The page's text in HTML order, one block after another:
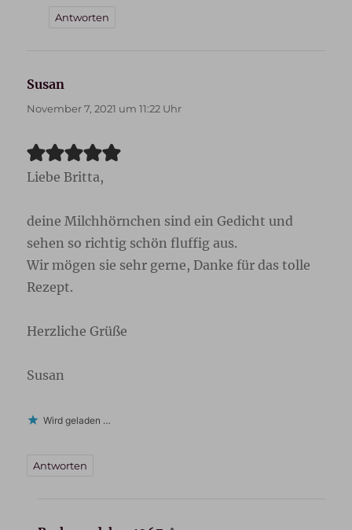
Antworten
Susan
November 7, 2021 um 11:22 Uhr
Liebe Britta,
deine Milchhörnchen sind ein Gedicht und
sehen so richtig schön fluffig aus.
Wir mögen sie sehr gerne, Danke für das tolle
Rezept.
Herzliche Grüße
Susan
Wird geladen …
Antworten